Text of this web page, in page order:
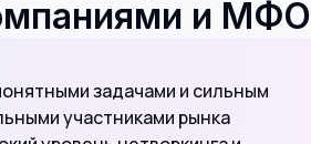
и МФО
задачами и сильным
участниками рынка